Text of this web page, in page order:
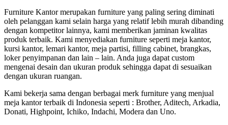
Furniture Kantor merupakan furniture yang paling sering diminati
oleh pelanggan kami selain harga yang relatif lebih murah dibanding
dengan kompetitor lainnya, kami memberikan jaminan kwalitas
produk terbaik. Kami menyediakan furniture seperti meja kantor,
kursi kantor, lemari kantor, meja partisi, filling cabinet, brangkas,
loker penyimpanan dan lain – lain. Anda juga dapat custom
mengenai desain dan ukuran produk sehingga dapat di sesuaikan
dengan ukuran ruangan.
Kami bekerja sama dengan berbagai merk furniture yang menjual
meja kantor terbaik di Indonesia seperti : Brother, Aditech, Arkadia,
Donati, Highpoint, Ichiko, Indachi, Modera dan Uno.